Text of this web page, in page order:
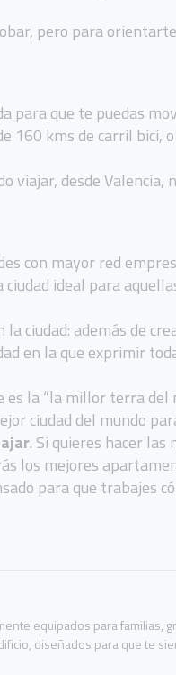
pero para
para que te puedas
160 kms de carril bici,
viajar, desde
con mayor red
ideal para
ciudad: además de
en la que exprimir
la “la millor terra del
ciudad del mundo
. Si quieres hacer
los mejores
para que trabajes
equipados para familias,
diseñados para que te